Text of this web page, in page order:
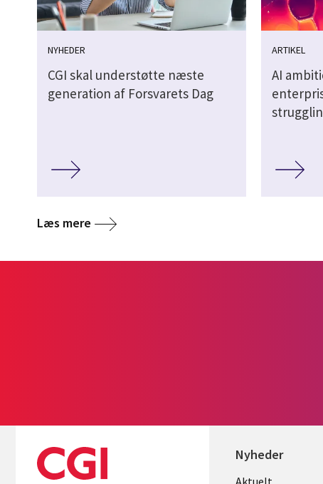
NYHEDER
CGI skal understøtte næste
generation af Forsvarets Dag
ARTIKEL
AI
Læs mere
Nyheder